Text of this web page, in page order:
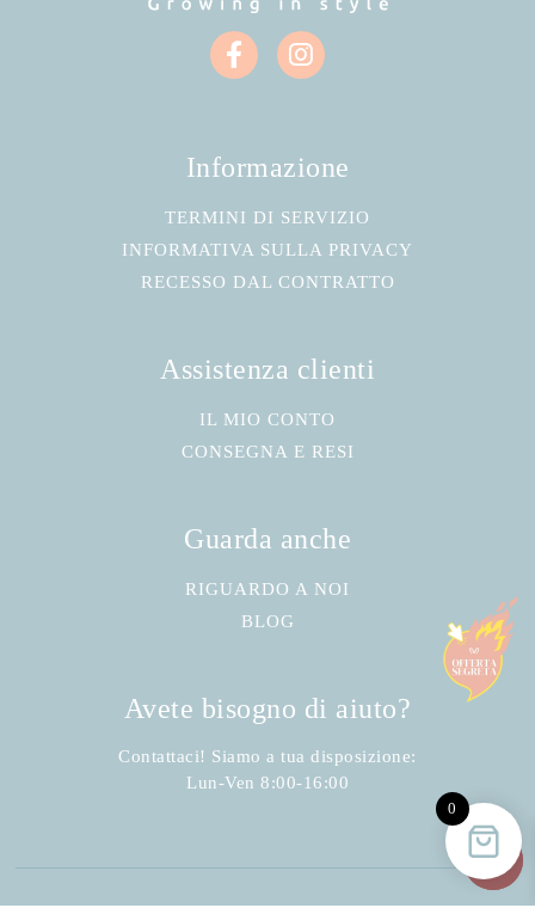
Informazione
TERMINI DI SERVIZIO
INFORMATIVA SULLA PRIVACY
RECESSO DAL CONTRATTO
Assistenza clienti
IL MIO CONTO
CONSEGNA E RESI
Guarda anche
RIGUARDO A NOI
BLOG
Avete bisogno di aiuto?
Contattaci! Siamo a tua disposizione:
Lun-Ven 8:00-16:00
0